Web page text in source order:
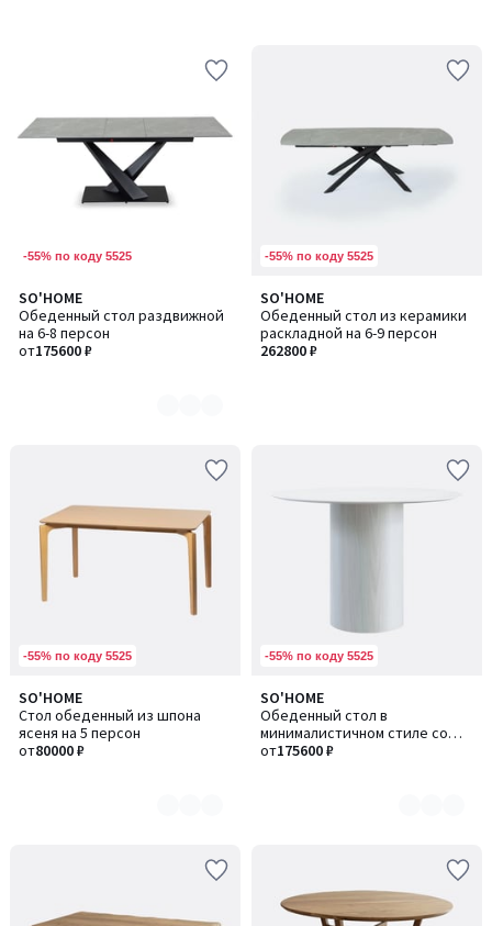
-55% по коду 5525
SO'HOME
Обеденный стол раздвижной
на 6-8 персон
от175600 ₽
Количество
цветов:
2
-55% по коду 5525
SO'HOME
Обеденный стол из керамики
раскладной на 6-9 персон
262800 ₽
-55% по коду 5525
SO'HOME
Стол обеденный из шпона
ясеня на 5 персон
от80000 ₽
Количество
цветов:
2
-55% по коду 5525
SO'HOME
Обеденный стол в
минималистичном стиле со
шпоном, 110 см
от175600 ₽
Количество
цветов:
4